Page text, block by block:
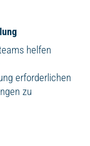
helfen
erforderlichen
zu